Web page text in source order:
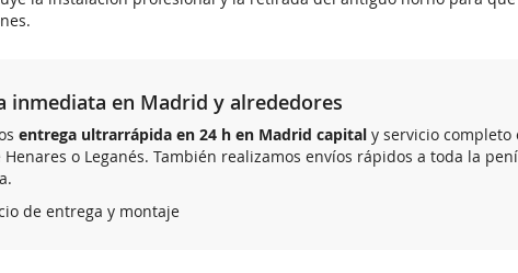
inmediata en Madrid y alrededores
entrega ultrarrápida en 24 h en Madrid capital y servicio completo
Henares o Leganés. También realizamos envíos rápidos a toda la
de entrega y montaje